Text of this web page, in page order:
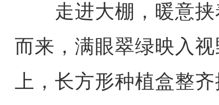
走进大棚，暖意挟
而来，满眼翠绿映入
上，长方形种植盒整